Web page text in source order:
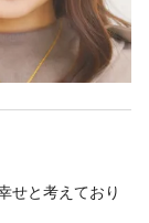
はほとんどあり
ンで統一した内
ます。
せと考えており